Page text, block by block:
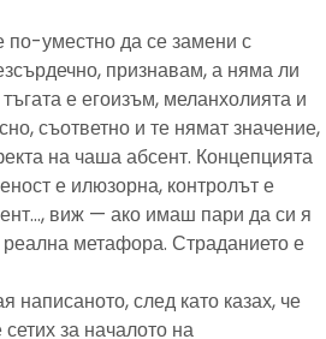
по-уместно да се замени с
признавам, а няма ли
е егоизъм, меланхолията и
съответно и те нямат значение,
на чаша абсент. Концепцията
е илюзорна, контролът е
виж — ако имаш пари да си я
метафора. Страданието е
написаното, след като казах, че
за началото на